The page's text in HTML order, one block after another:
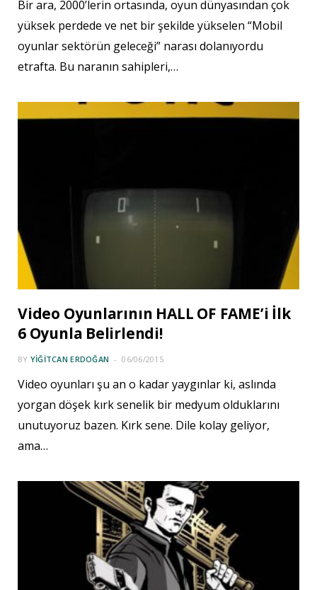
Bir ara, 2000’lerin ortasında, oyun dünyasından çok
yüksek perdede ve net bir şekilde yükselen “Mobil
oyunlar sektörün geleceği” narası dolanıyordu
etrafta. Bu naranın sahipleri,…
Video Oyunlarının HALL OF FAME’i İlk
6 Oyunla Belirlendi!
BY YIĞITCAN ERDOĞAN 06/06/2015
Video oyunları şu an o kadar yaygınlar ki, aslında
yorgan döşek kırk senelik bir medyum olduklarını
unutuyoruz bazen. Kırk sene. Dile kolay geliyor,
ama…